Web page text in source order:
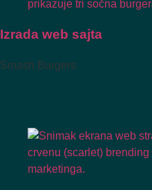
Izrada web sajta
Smash Burgers